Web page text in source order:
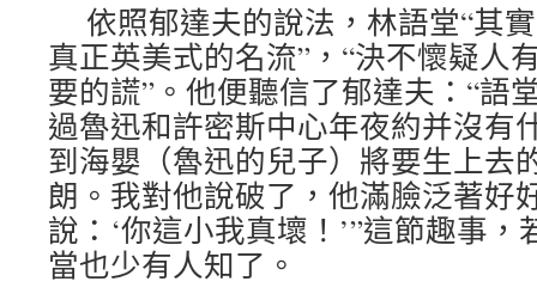
依照郁達夫的說法，林語堂“其
真正英美式的名流”，“決不懷疑人
要的謊”。他便聽信了郁達夫：“語
過魯迅和許密斯中心年夜約并沒有
到海嬰（魯迅的兒子）將要生上去
朗。我對他說破了，他滿臉泛著好
說：‘你這小我真壞！’”這節趣事
當也少有人知了。